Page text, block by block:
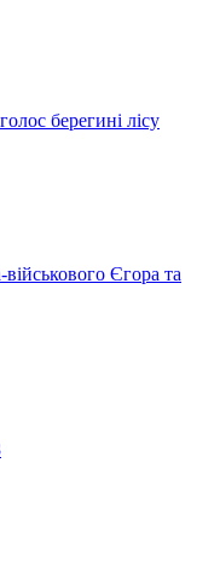
берегині лісу
Єгора та